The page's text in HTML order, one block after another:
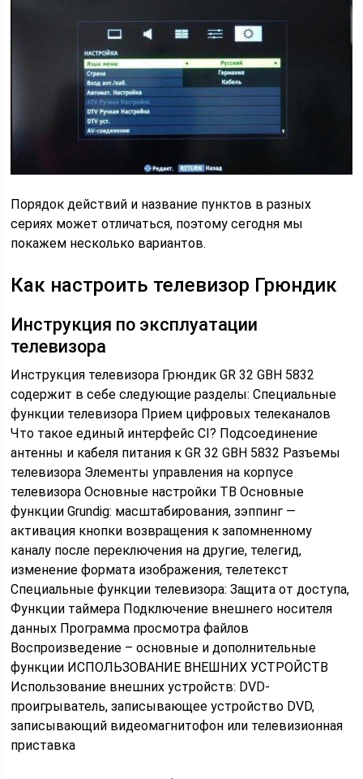
Порядок действий и название пунктов в разных
сериях может отличаться, поэтому сегодня мы
покажем несколько вариантов.
Как настроить телевизор Грюндик
Инструкция по эксплуатации
телевизора
Инструкция телевизора Грюндик GR 32 GBH 5832
содержит в себе следующие разделы: Специальные
функции телевизора Прием цифровых телеканалов
Что такое единый интерфейс CI? Подсоединение
антенны и кабеля питания к GR 32 GBH 5832 Разъемы
телевизора Элементы управления на корпусе
телевизора Основные настройки ТВ Основные
функции Grundig: масштабирования, зэппинг —
активация кнопки возвращения к запомненному
каналу после переключения на другие, телегид,
изменение формата изображения, телетекст
Специальные функции телевизора: Защита от доступа,
Функции таймера Подключение внешнего носителя
данных Программа просмотра файлов
Воспроизведение – основные и дополнительные
функции ИСПОЛЬЗОВАНИЕ ВНЕШНИХ УСТРОЙСТВ
Использование внешних устройств: DVD-
проигрыватель, записывающее устройство DVD,
записывающий видеомагнитофон или телевизионная
приставка